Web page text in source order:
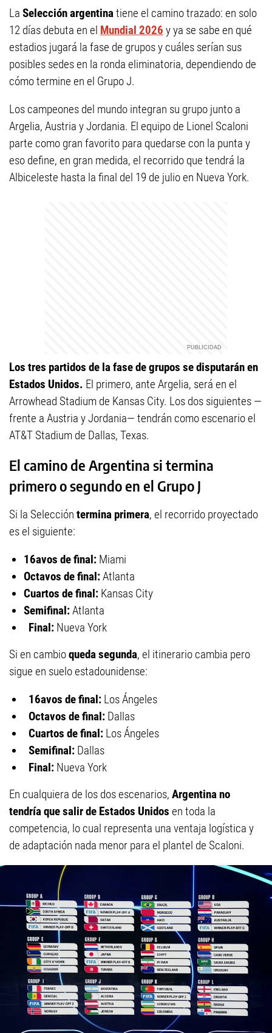
La Selección argentinatiene el camino trazado: en solo
12 días debuta en el Mundial 2026 y ya se sabe en qué
estadios jugará la fase de grupos y cuáles serían sus
posibles sedes en la ronda eliminatoria, dependiendo de
cómo termine en el Grupo J.
Los campeones del mundo integran su grupo junto a
Argelia, Austria y Jordania. El equipo de Lionel Scaloni
parte como gran favorito para quedarse con la punta y
eso define, en gran medida, el recorrido que tendrá la
Albiceleste hasta la final del 19 de julio en Nueva York.
Los tres partidos de la fase de grupos se disputarán en
Estados Unidos. El primero, ante Argelia, será en el
Arrowhead Stadium de Kansas City. Los dos siguientes —
frente a Austria y Jordania— tendrán como escenario el
AT&T Stadium de Dallas, Texas.
El camino de Argentina si termina
primero o segundo en el Grupo J
Si la Selección termina primera, el recorrido proyectado
es el siguiente:
16avos de final: Miami
Octavos de final:Atlanta
Cuartos de final: Kansas City
Semifinal:Atlanta
Final: Nueva York
Si en cambioqueda segunda, el itinerario cambia pero
sigue en suelo estadounidense:
16avos de final: Los Ángeles
Octavos de final: Dallas
Cuartos de final: Los Ángeles
Semifinal: Dallas
Final: Nueva York
En cualquiera de los dos escenarios, Argentina no
tendría que salir de Estados Unidos en toda la
competencia, lo cual representa una ventaja logística y
de adaptación nada menor para el plantel de Scaloni.